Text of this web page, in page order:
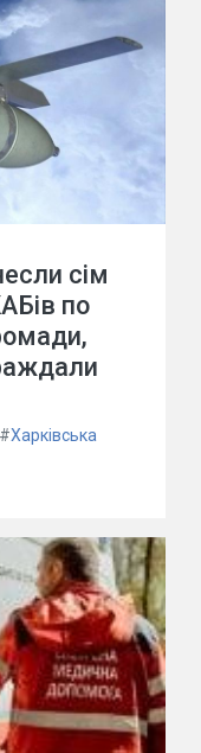
сім
по
#Харківська